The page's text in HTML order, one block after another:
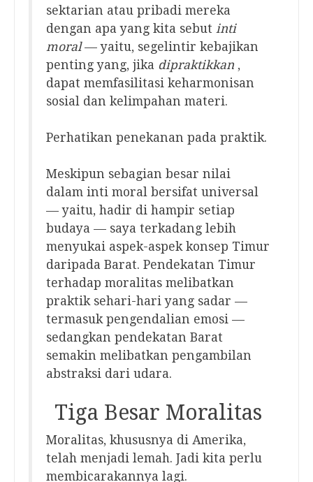
sektarian atau pribadi mereka
dengan apa yang kita sebut inti
moral— yaitu, segelintir kebajikan
penting yang, jika dipraktikkan ,
dapat memfasilitasi keharmonisan
sosial dan kelimpahan materi.
Perhatikan penekanan pada praktik.
Meskipun sebagian besar nilai
dalam inti moral bersifat universal
— yaitu, hadir di hampir setiap
budaya — saya terkadang lebih
menyukai aspek-aspek konsep Timur
daripada Barat. Pendekatan Timur
terhadap moralitas melibatkan
praktik sehari-hari yang sadar —
termasuk pengendalian emosi —
sedangkan pendekatan Barat
semakin melibatkan pengambilan
abstraksi dari udara.
Tiga Besar Moralitas
Moralitas, khususnya di Amerika,
telah menjadi lemah. Jadi kita perlu
membicarakannya lagi.